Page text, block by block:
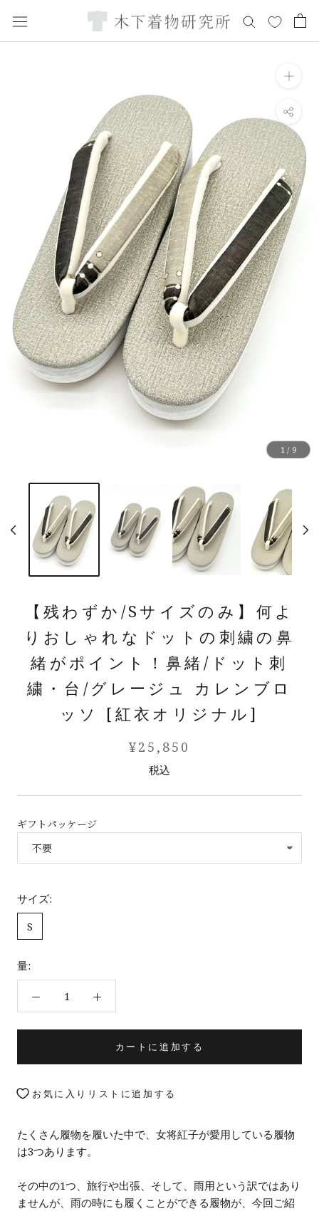
ッ
1 / 9
【残わずか/Sサイズのみ】何よ
りおしゃれなドットの刺繍の鼻
緒がポイント！鼻緒/ドット刺
繍・台/グレージュ カレンブロ
ッソ [紅衣オリジナル]
¥25,850
税込
ギフトパッケージ
サイズ:
S
量:
カートに追加する
お気に入りリストに追加する
たくさん履物を履いた中で、女将紅子が愛用している履物
は3つあります。
その中の1つ、旅行や出張、そして、雨用という訳ではあり
ませんが、雨の時にも履くことができる履物が、今回ご紹